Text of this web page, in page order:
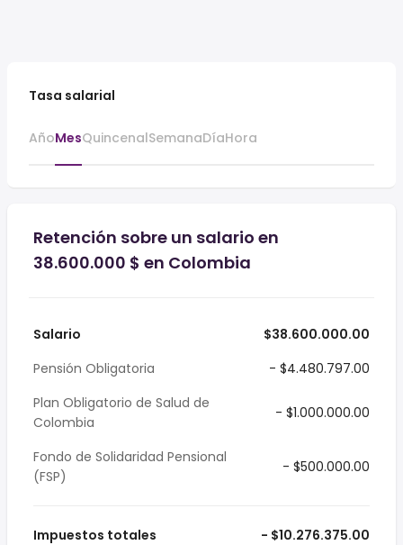
Tasa salarial
AñoMesQuincenalSemanaDíaHora
Retención sobre un salario en
38.600.000 $ en Colombia
Salario
$38.600.000.00
Pensión Obligatoria
- $4.480.797.00
Plan Obligatorio de Salud de
Colombia
- $1.000.000.00
Fondo de Solidaridad Pensional
(FSP)
- $500.000.00
Impuestos totales - $10.276.375.00